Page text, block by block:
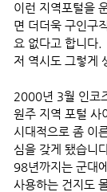
이런 지역포털을
면 더더욱 구인구
요 없다고 합니다.
저 역시도 그렇게
2000년 3월 인코
원주 지역 포털 사
시대적으로 좀 이
심을 갖게 됐습니
98년까지는 군대
사용하는 건지도